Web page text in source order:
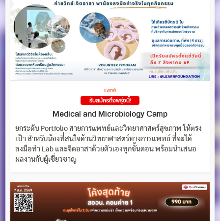
แพทย์
รับสมัครถึงพรุ่งนี้!
Medical and Microbiology Camp
ยกระดับ Portfolio สายการแพทย์และวิทยาศาสตร์สุขภาพ ให้ตรง
เป้า สำหรับน้องที่สนใจด้านวิทยาศาสตร์ทางการแพทย์ ที่จะได้
ลงมือทำ Lab และจิตอาสาด้วยตัวเองทุกขั้นตอน พร้อมนำเสนอ
ผลงานกับผู้เชี่ยวชาญ